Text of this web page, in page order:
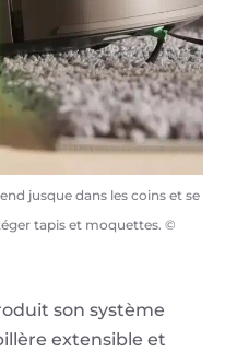
jusque dans les coins et se
tapis et moquettes. ©
son système
extensible et